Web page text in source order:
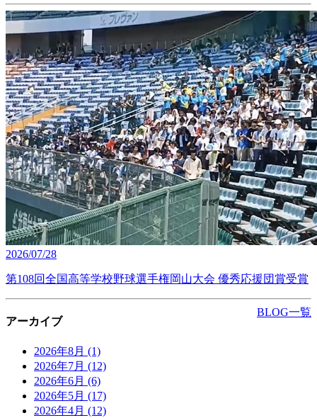
2026/07/28
第108回全国高等学校野球選手権岡山大会 優秀応援団賞受賞
BLOG一覧
アーカイブ
2026年8月 (1)
2026年7月 (12)
2026年6月 (6)
2026年5月 (17)
2026年4月 (12)